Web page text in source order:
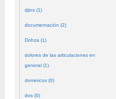
djins (1)
documentación (2)
Dohza (1)
dolores de las articulaciones en
general (1)
dominicos (0)
dos (0)